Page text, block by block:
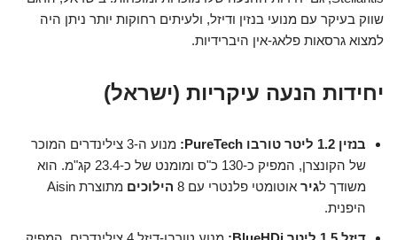
שווק בעיקר עם מנועי בנזין ודיזל, ולעיתים רחוקות יותר ניתן היה
למצוא גרסאות פלאג-אין היברידיות.
יחידות הנעה עיקריות (ישראל)
בנזין 1.2 ליטר טורבו PureTech:
מנוע ה-3 צילינדרים המוכר
של הקונצרן, המפיק כ-130 כ"ס ומומנט של כ-23.4 קג"מ. הוא
משודך לגיר אוטומטי פלנטרי עם 8 הילוכים
מתוצרת Aisin
היפנית.